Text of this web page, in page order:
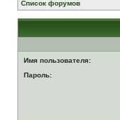
Список форумов
Имя пользователя:
Пароль: